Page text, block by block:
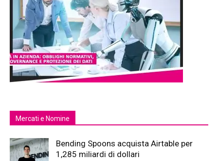
Mercati e Nomine
Bending Spoons acquista Airtable per
1,285 miliardi di dollari